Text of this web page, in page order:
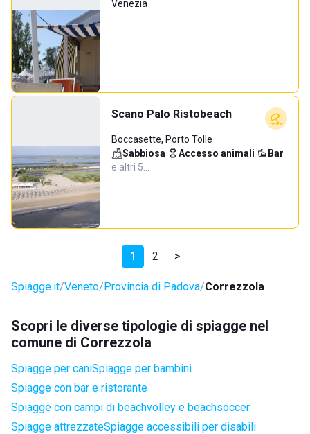
Venezia
Scano Palo Ristobeach
Boccasette, Porto Tolle
Sabbiosa· Accesso animali· Bar·
e altri 5…
1 2 >
Spiagge.it Veneto Provincia di Padova Correzzola
Scopri le diverse tipologie di spiagge nel
comune di Correzzola
Spiagge per caniSpiagge per bambini
Spiagge con bar e ristorante
Spiagge con campi di beachvolley e beachsoccer
Spiagge attrezzateSpiagge accessibili per disabili